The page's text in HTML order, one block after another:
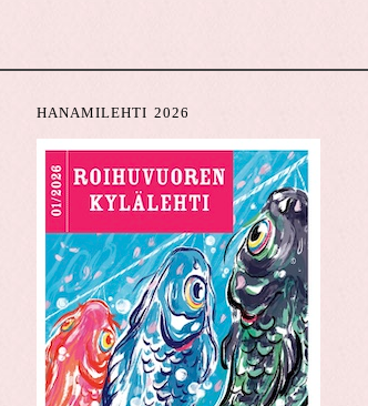
HANAMILEHTI 2026